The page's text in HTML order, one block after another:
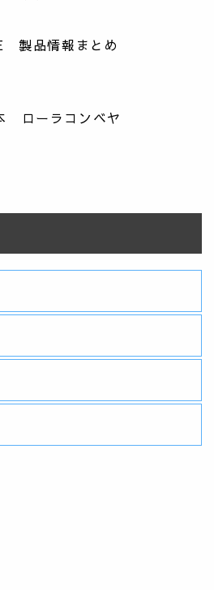
製品情報まとめ
ローラコンベヤ